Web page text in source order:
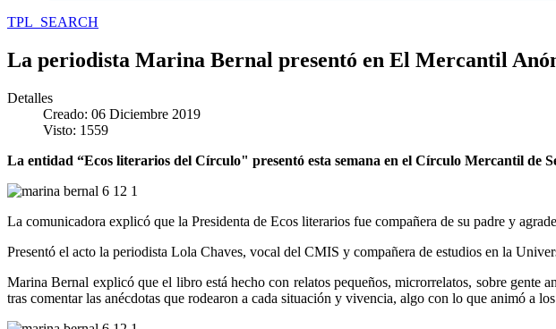
TPL_SEARCH
La periodista Marina Bernal presentó en El Mercantil
Detalles
Creado: 06 Diciembre 2019
Visto: 1559
La entidad “Ecos literarios del Círculo" presentó esta semana en el Círculo Mercantil
La comunicadora explicó que la Presidenta de Ecos literarios fue compañera de su padre y
Presentó el acto la periodista Lola Chaves, vocal del CMIS y compañera de estudios en la
Marina Bernal explicó que el libro está hecho con relatos pequeños, microrrelatos, sobre gente
tras comentar las anécdotas que rodearon a cada situación y vivencia, algo con lo que animó a